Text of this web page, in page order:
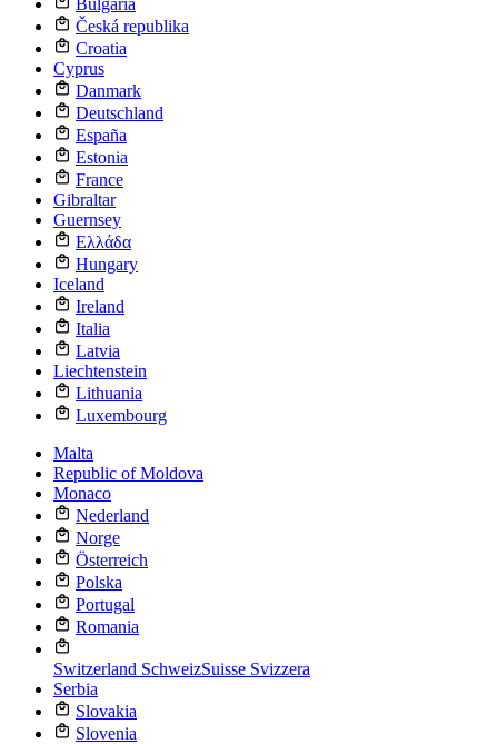
Česká republika
Croatia
Cyprus
Danmark
Deutschland
España
Estonia
France
Gibraltar
Guernsey
Ελλάδα
Hungary
Iceland
Ireland
Italia
Latvia
Liechtenstein
Lithuania
Luxembourg
Malta
Republic of Moldova
Monaco
Nederland
Norge
Österreich
Polska
Portugal
Romania
Switzerland SchweizSuisse Svizzera
Serbia
Slovakia
Slovenia